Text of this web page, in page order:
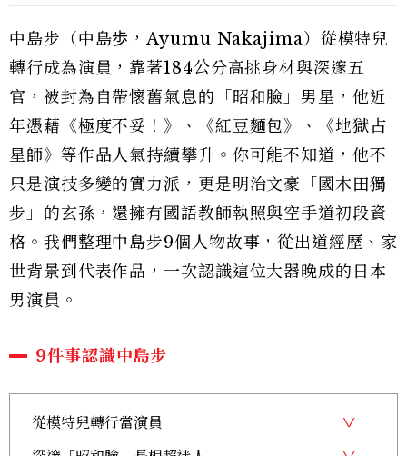
中島步（中島歩，Ayumu Nakajima）從模特兒
轉行成為演員，靠著184公分高挑身材與深邃五
官，被封為自帶懷舊氣息的「昭和臉」男星，他近
年憑藉《極度不妥！》、《紅豆麵包》、《地獄占
星師》等作品人氣持續攀升。你可能不知道，他不
只是演技多變的實力派，更是明治文豪「國木田獨
步」的玄孫，還擁有國語教師執照與空手道初段資
格。我們整理中島步9個人物故事，從出道經歷、家
世背景到代表作品，一次認識這位大器晚成的日本
男演員。
9件事認識中島步
從模特兒轉行當演員